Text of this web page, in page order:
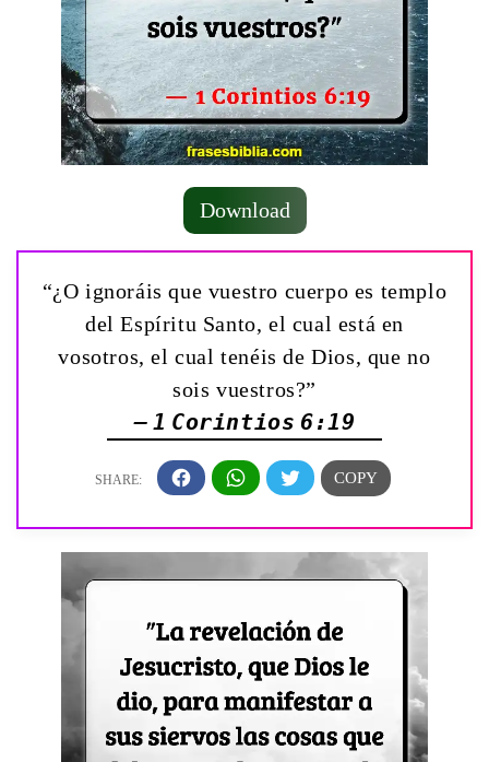
Download
“¿O ignoráis que vuestro cuerpo es templo
del Espíritu Santo, el cual está en
vosotros, el cual tenéis de Dios, que no
sois vuestros?”
— 1 Corintios 6:19